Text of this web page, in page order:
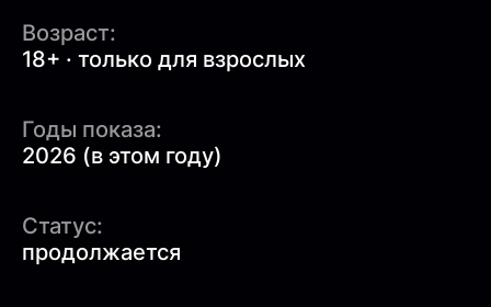
Возраст:
18+ · только для взрослых
Годы показа:
2026 (в этом году)
Статус:
продолжается